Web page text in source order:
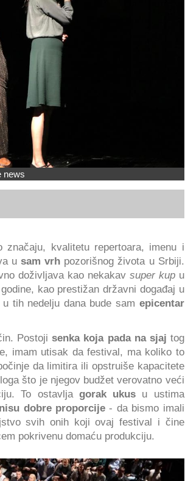
news
značaju, kvalitetu repertoara, imenu i
u sam vrh pozorišnog života u Srbiji.
doživljava kao nekakav super kupu
kao prestižan državni događaj u
tih nedelju dana bude sam epicentar
Postojisenka koja pada na sjaj tog
imam utisak da festival, ma koliko to
da limitira ili opstruiše kapacitete
što je njegov budžet verovatno veći
To ostavlja gorak ukus u ustima
nisu dobre proporcije- da bismo imali
svih onih koji ovaj festival i čine
pokrivenu domaću produkciju.